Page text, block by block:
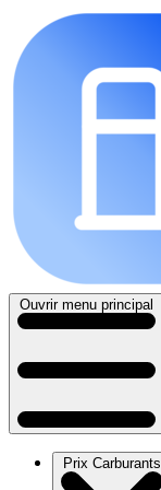
Ouvrir menu principal
Prix Carburants